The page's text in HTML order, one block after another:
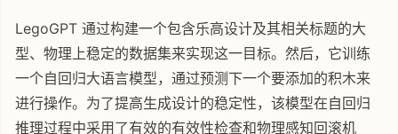
LegoGPT 通过构建一个包含乐高设计及其相关标题的大
型、物理上稳定的数据集来实现这一目标。然后，它训练
一个自回归大语言模型，通过预测下一个要添加的积木来
进行操作。为了提高生成设计的稳定性，该模型在自回归
推理过程中采用了有效的有效性检查和物理感知回滚机